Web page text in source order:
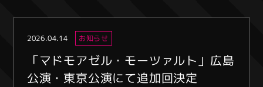
2026.04.14 お知らせ
「マドモアゼル・モーツァルト」広島
公演・東京公演にて追加回決定